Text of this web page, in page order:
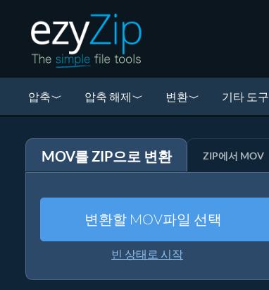
압축 압축 해제 변환 기타 도구
MOV를 ZIP으로 변환 ZIP에서 MOV
변환할 MOV파일 선택
빈 상태로 시작